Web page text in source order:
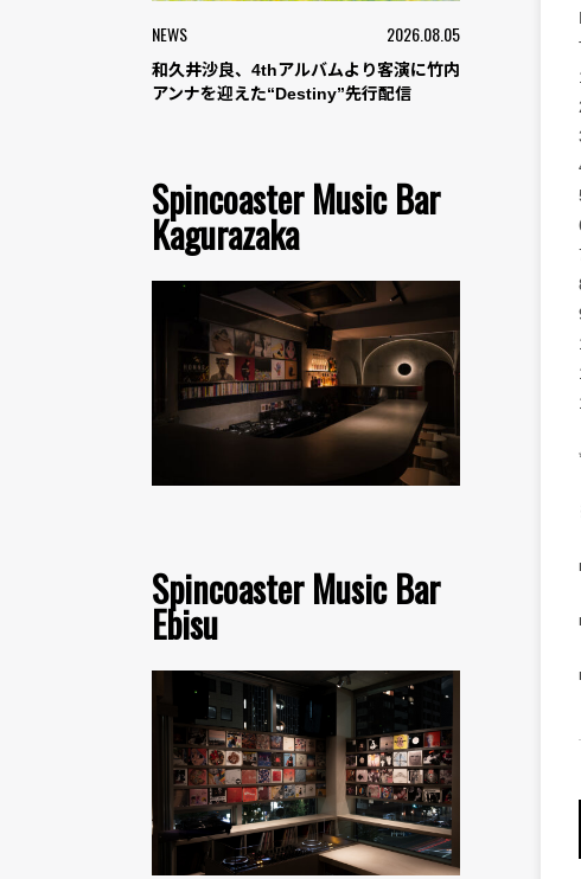
NEWS 2026.08.05
和久井沙良、4thアルバムより客演に竹内
アンナを迎えた“Destiny”先行配信
Spincoaster Music Bar
Kagurazaka
Spincoaster Music Bar
Ebisu